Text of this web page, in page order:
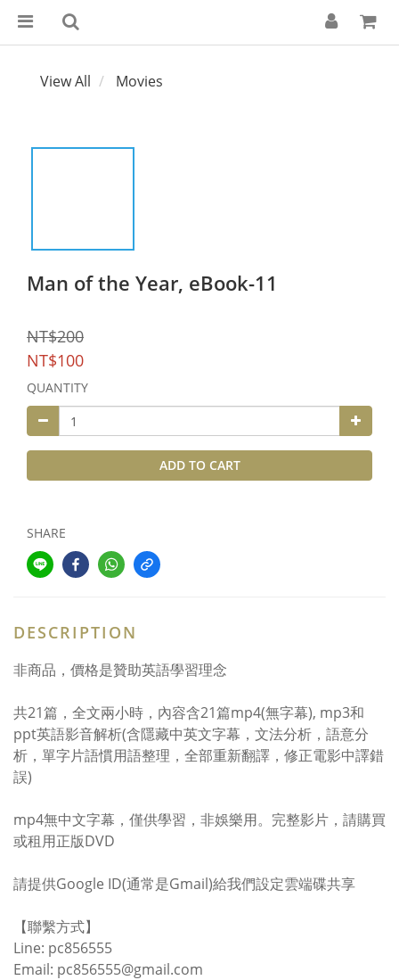
View All Movies
Man of the Year, eBook-11
NT$200
NT$100
QUANTITY
ADD TO CART
SHARE
DESCRIPTION
非商品，價格是贊助英語學習理念
共21篇，全文兩小時，內容含21篇mp4(無字幕), mp3和
ppt英語影音解析(含隱藏中英文字幕，文法分析，語意分
析，單字片語慣用語整理，全部重新翻譯，修正電影中譯錯
誤)
mp4無中文字幕，僅供學習，非娛樂用。 完整影片，請購買
或租用正版DVD
請提供Google ID(通常是Gmail)給我們設定雲端碟共享
【聯繫方式】
Line: pc856555
Email: pc856555@gmail.com